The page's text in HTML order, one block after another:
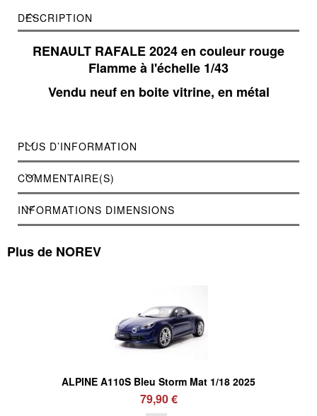
DESCRIPTION
RENAULT RAFALE 2024 en couleur rouge
Flamme à l'échelle 1/43
Vendu neuf en boite vitrine, en métal
PLUS D’INFORMATION
COMMENTAIRE(S)
INFORMATIONS DIMENSIONS
Plus de NOREV
ALPINE A110S Bleu Storm Mat 1/18 2025
79,90 €